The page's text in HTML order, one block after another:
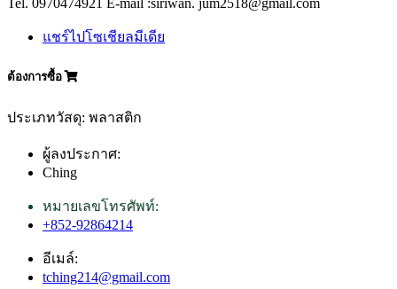
Tel. 0970474921 E-mail :siriwan. jum2518@gmail.com
แชร์ไปโซเชียลมีเดีย
ต้องการซื้อ
ประเภทวัสดุ: พลาสติก
ผู้ลงประกาศ:
Ching
หมายเลขโทรศัพท์:
+852-92864214
อีเมล์:
tching214@gmail.com